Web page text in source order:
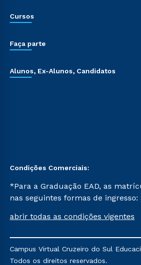
Cursos
Faça parte
Alunos, Ex-Alunos, Candidatos
Condições Comerciais:
*Para a Graduação EAD, as
nas seguintes formas de ingresso:
Já para as demais, a taxa de
mencionadas são referentes aos
Religioso, Geografia para a
abrir todas as condições vigentes
Campus Virtual Cruzeiro do Sul
Todos os direitos reservados.